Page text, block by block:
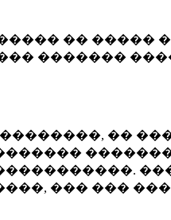
�� �����
�������
��
��� ���